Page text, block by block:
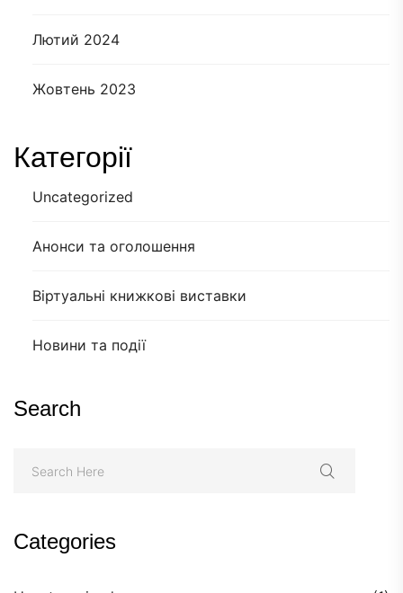
Лютий 2024
Жовтень 2023
Категорії
Uncategorized
Анонси та оголошення
Віртуальні книжкові виставки
Новини та події
Search
Categories